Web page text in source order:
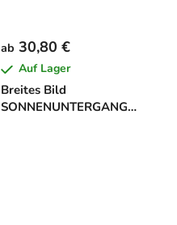
Breites Bild
SONNENUNTERGANG
ab 30,80 €
Auf Lager